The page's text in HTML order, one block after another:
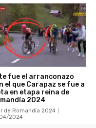
fue el arranconazo
el que Carapaz se fue a
en etapa reina de
2024
de Romandía 2024
2024